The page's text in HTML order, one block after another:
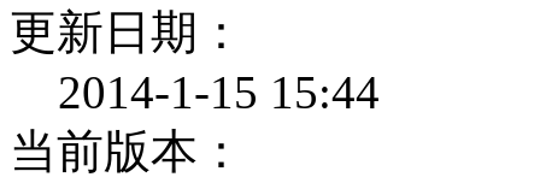
更新日期：
2014-1-15 15:44
当前版本：